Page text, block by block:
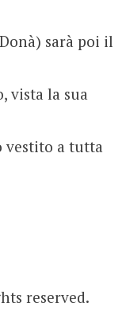
sarà poi il
vista la sua
vestito a tutta
reserved.